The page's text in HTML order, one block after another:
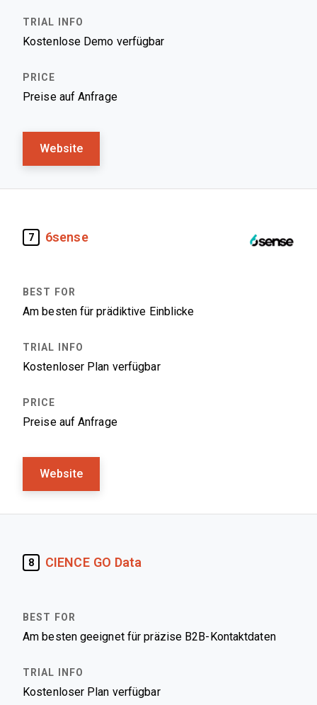
Kostenlose Demo verfügbar
Preise auf Anfrage
Website
7 6sense
Am besten für prädiktive Einblicke
Kostenloser Plan verfügbar
Preise auf Anfrage
Website
8 CIENCE GO Data
Am besten geeignet für präzise B2B-Kontaktdaten
Kostenloser Plan verfügbar